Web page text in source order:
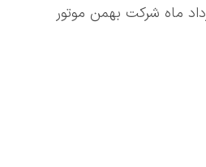
ماه شرکت بهمن موتور